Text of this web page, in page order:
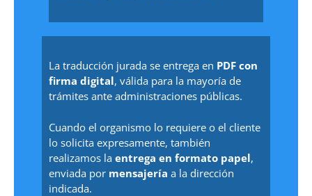
La traducción jurada se entrega en PDF con
firma digital, válida para la mayoría de
trámites ante administraciones públicas.
Cuando el organismo lo requiere o el cliente
lo solicita expresamente, también
realizamos la entrega en formato papel,
enviada por mensajería a la dirección
indicada.